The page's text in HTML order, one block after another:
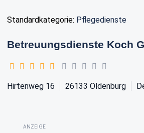
Standardkategorie: Pflegedienste
Betreuungsdienste Koch
Hirtenweg 16 26133 Oldenburg
ANZEIGE